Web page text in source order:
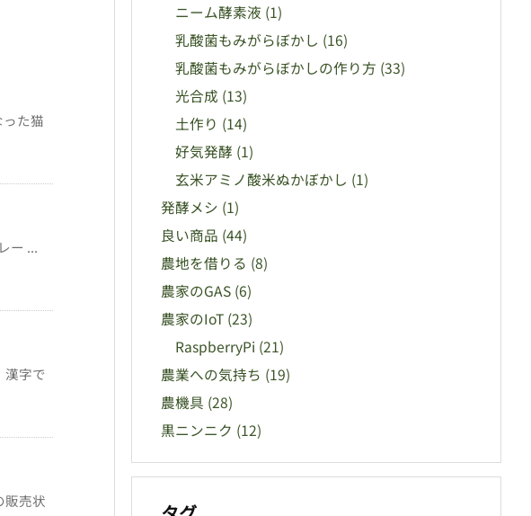
た猫
ー ...
漢字で
販売状
ニーム酵素液 (1)
乳酸菌もみがらぼかし (16)
乳酸菌もみがらぼかしの作り方 (33)
光合成 (13)
土作り (14)
好気発酵 (1)
玄米アミノ酸米ぬかぼかし (1)
発酵メシ (1)
良い商品 (44)
農地を借りる (8)
農家のGAS (6)
農家のIoT (23)
RaspberryPi (21)
農業への気持ち (19)
農機具 (28)
黒ニンニク (12)